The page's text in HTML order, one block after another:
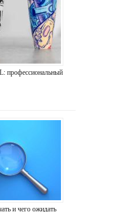
профессиональный
и чего ожидать